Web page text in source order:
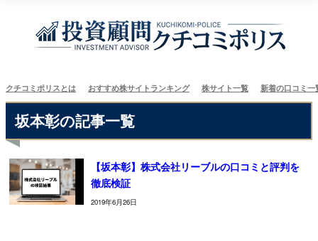
クチコミポリスとは おすすめ株サイトランキング 株サイト一覧 新着の口コミ一
坂本彰の記事一覧
【坂本彰】株式会社リーブルの口コミと評判を
徹底検証
2019年6月26日